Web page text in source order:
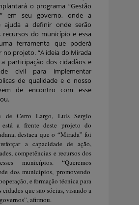
o programa “Gestão
em seu governo, onde a
ajuda a definir onde serão
recursos do município e essa
ferramenta que poderá
no projeto. “A ideia do Mirada
participação dos cidadãos e
civil para implementar
de qualidade e o nosso
de encontro com esse
de Cerro Largo, Luis Sergio
está a frente deste projeto do
destaca que o “Mirada” foi
eforçar a capacidade de ação,
competências e recursos dos
municípios. “Queremos
dos municípios, promovendo
e formação técnica para
cidades que são sócias, visando a
afirmou.